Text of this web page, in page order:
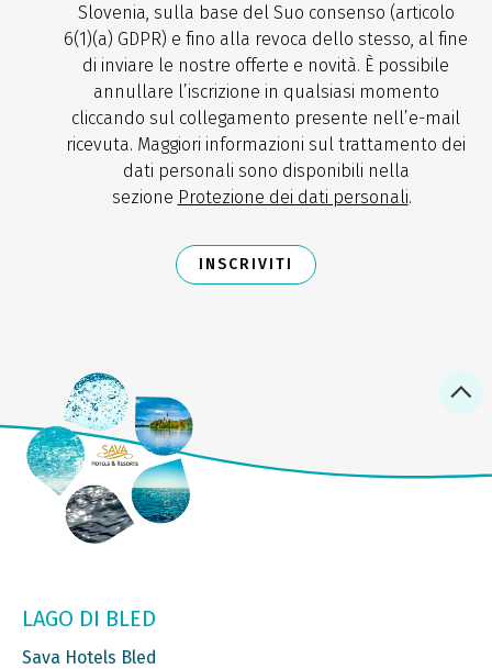
Slovenia, sulla base del Suo consenso (articolo
6(1)(a) GDPR) e fino alla revoca dello stesso, al fine
di inviare le nostre offerte e novità. È possibile
annullare l’iscrizione in qualsiasi momento
cliccando sul collegamento presente nell’e-mail
ricevuta. Maggiori informazioni sul trattamento dei
dati personali sono disponibili nella
sezione Protezione dei dati personali.
INSCRIVITI
LAGO DI BLED
Sava Hotels Bled